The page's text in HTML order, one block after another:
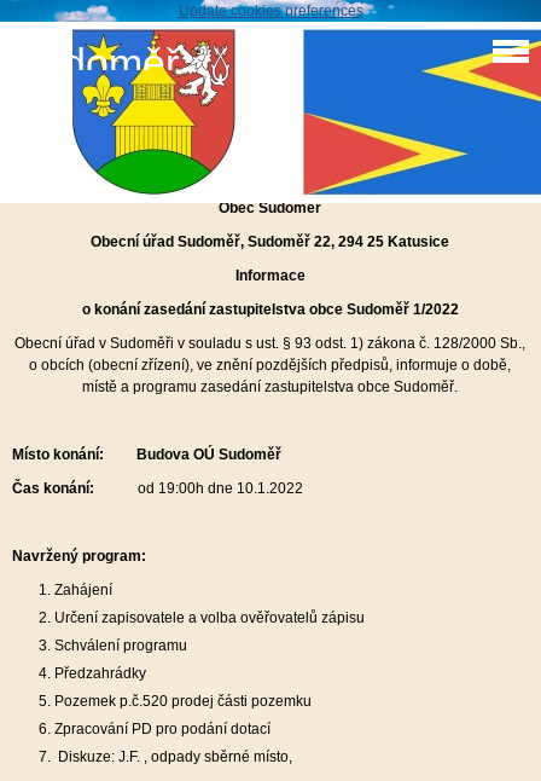
Update cookies preferences
Sudoměř
Zastupitelstvo obce 1/2022
Zastupitelstvo obce Sudoměř 1.2022
Obec Sudoměř
Obecní úřad Sudoměř, Sudoměř 22, 294 25 Katusice
Informace
o konání zasedání zastupitelstva obce Sudoměř 1/2022
Obecní úřad v Sudoměři v souladu s ust. § 93 odst. 1) zákona č. 128/2000 Sb.,
o obcích (obecní zřízení), ve znění pozdějších předpisů, informuje o době,
místě a programu zasedání zastupitelstva obce Sudoměř.
Místo konání: Budova OÚ Sudoměř
Čas konání: od 19:00h dne 10.1.2022
Navržený program:
Zahájení
Určení zapisovatele a volba ověřovatelů zápisu
Schválení programu
Předzahrádky
Pozemek p.č.520 prodej části pozemku
Zpracování PD pro podání dotací
Diskuze: J.F. , odpady sběrné místo,